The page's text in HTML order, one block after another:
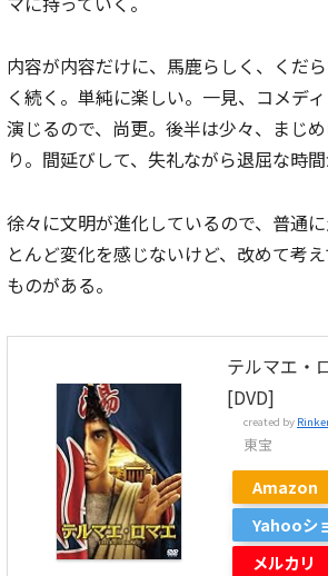
内容が内容だけに、馬鹿らしく、くだ
く続く。単純に楽しい。一見、コメデ
演じるので、尚更。後半は少々、まじ
り。間延びして、失礼ながら退屈な時間
徐々に文明が進化しているので、普通
とんど変化を感じないけど、改めて考
ものがある。
テルマエ・
[DVD]
created by
東宝
Amazon
Yahooシ
メルカリ